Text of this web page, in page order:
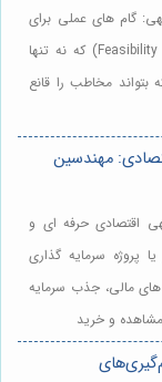
گام های عملی برای
موفقیت در راه اندازی کسب و کار 🚀 (Feasibility Study) که نه تنها
بتواند مخاطب را قانع
مهندسین
اقتصادی حرفه ای و
پروژه سرمایه گذاری
مالی، جذب سرمایه
مشاهده و خرید